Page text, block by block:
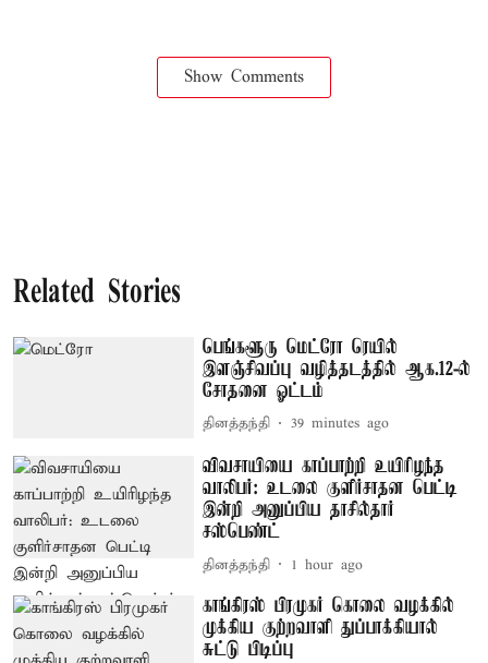
Show Comments
Related Stories
பெங்களூரு மெட்ரோ ரெயில்
இளஞ்சிவப்பு வழித்தடத்தில் ஆக.12-ல்
சோதனை ஓட்டம்
தினத்தந்தி 39 minutes ago
விவசாயியை காப்பாற்றி உயிரிழந்த
வாலிபர்: உடலை குளிர்சாதன பெட்டி
இன்றி அனுப்பிய தாசில்தார்
சஸ்பெண்ட்
தினத்தந்தி 1 hour ago
காங்கிரஸ் பிரமுகர் கொலை வழக்கில்
முக்கிய குற்றவாளி துப்பாக்கியால்
சுட்டு பிடிப்பு